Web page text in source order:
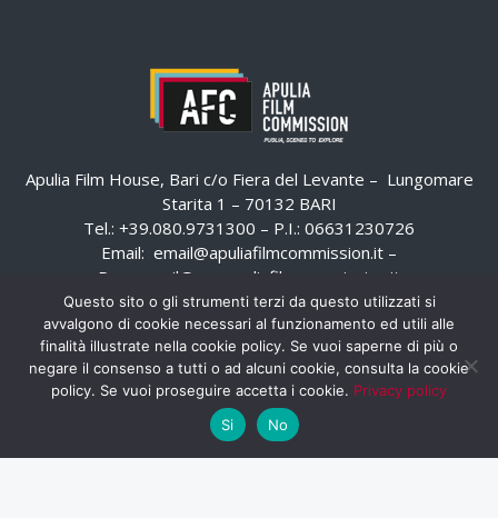
Apulia Film House, Bari c/o Fiera del Levante – Lungomare
Starita 1 – 70132 BARI
Tel.: +39.080.9731300 – P.I.: 06631230726
Email: email@apuliafilmcommission.it –
Pec:
email@pec.apuliafilmcommission.it
Questo sito o gli strumenti terzi da questo utilizzati si
avvalgono di cookie necessari al funzionamento ed utili alle
finalità illustrate nella cookie policy. Se vuoi saperne di più o
negare il consenso a tutti o ad alcuni cookie, consulta la cookie
policy. Se vuoi proseguire accetta i cookie. Privacy policy
Si
No